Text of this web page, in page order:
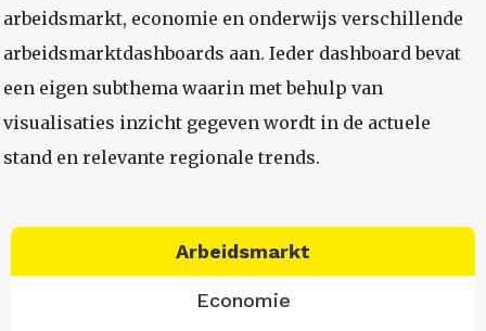
arbeidsmarkt, economie en onderwijs verschillende
arbeidsmarktdashboards aan. Ieder dashboard bevat
een eigen subthema waarin met behulp van
visualisaties inzicht gegeven wordt in de actuele
stand en relevante regionale trends.
Arbeidsmarkt
Economie